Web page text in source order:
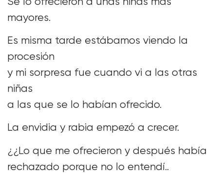
mayores.
Es misma tarde estábamos viendo la
procesión
y mi sorpresa fue cuando vi a las otras
niñas
a las que se lo habían ofrecido.
La envidia y rabia empezó a crecer.
¿¿Lo que me ofrecieron y después había
rechazado porque no lo entendí..